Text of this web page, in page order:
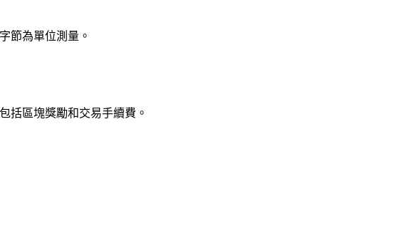
節為單位測量。
括區塊獎勵和交易手續費。